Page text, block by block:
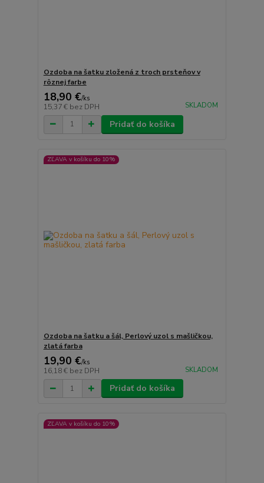
Ozdoba na šatku zložená z troch prsteňov v
rôznej farbe
18,90 €/ks
15,37 € bez DPH SKLADOM
Pridať do košíka
ZĽAVA v košíku do 10%
Ozdoba na šatku a šál, Perlový uzol s mašličkou,
zlatá farba
19,90 €/ks
16,18 € bez DPH SKLADOM
Pridať do košíka
ZĽAVA v košíku do 10%